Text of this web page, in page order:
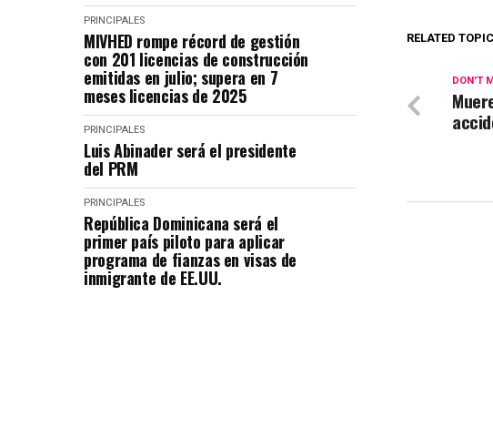
PRINCIPALES
MIVHED rompe récord de gestión
con 201 licencias de construcción
emitidas en julio; supera en 7
meses licencias de 2025
PRINCIPALES
Luis Abinader será el presidente
del PRM
PRINCIPALES
República Dominicana será el
primer país piloto para aplicar
programa de fianzas en visas de
inmigrante de EE.UU.
RELATED
DON'T